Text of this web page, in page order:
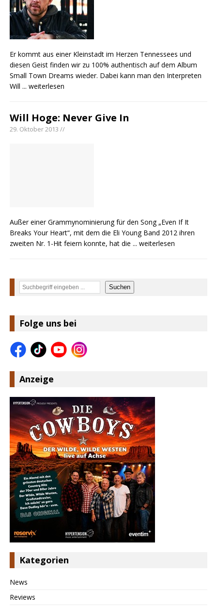
Er kommt aus einer Kleinstadt im Herzen Tennessees und
diesen Geist finden wir zu 100% authentisch auf dem Album
Small Town Dreams wieder. Dabei kann man den Interpreten
Will ... weiterlesen
Will Hoge: Never Give In
29. Oktober 2013 //
Außer einer Grammynominierung für den Song „Even If It
Breaks Your Heart“, mit dem die Eli Young Band 2012 ihren
zweiten Nr. 1-Hit feiern konnte, hat die ... weiterlesen
Suchen Suchen
Folge uns bei
Anzeige
Kategorien
News
Reviews